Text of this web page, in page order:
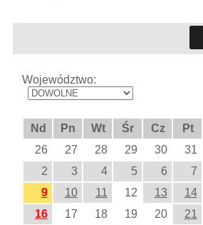
Województwo:
Nd Pn Wt Śr Cz Pt
26
27 28 29 30 31
2
3 4 5 6 7
9
10 11 12 13 14
16
17 18 19 20 21